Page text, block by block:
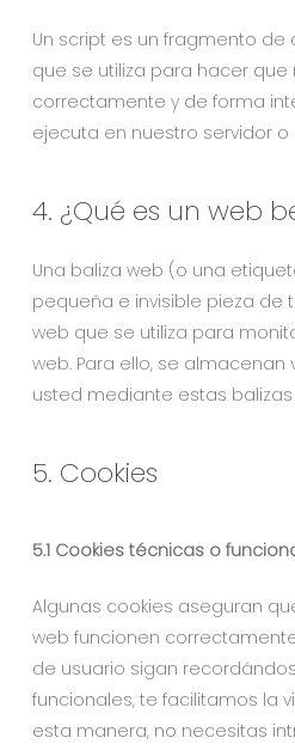
Un script es un fragmento
que se utiliza para hacer
correctamente y de forma
ejecuta en nuestro servidor o
4. ¿Qué es un web
Una baliza web (o una
pequeña e invisible pieza de
web que se utiliza para
web. Para ello, se
usted mediante estas balizas
5. Cookies
5.1 Cookies técnicas o
Algunas cookies aseguran
web funcionen
de usuario sigan
funcionales, te facilitamos la
esta manera, no necesitas